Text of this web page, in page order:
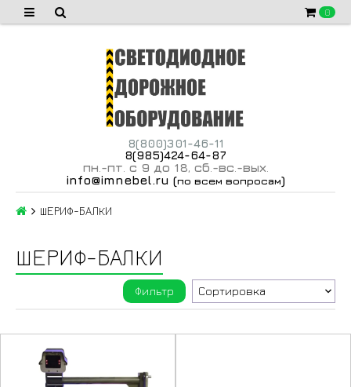
0
8(800)301-46-11
8(985)424-64-87
пн -пт с 9 до 18, сб -вс -вых.
info@imnebel.ru (по всем вопросам)
ШЕРИФ-БАЛКИ
ШЕРИФ-БАЛКИ
Фильтр